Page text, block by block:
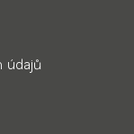
údajů